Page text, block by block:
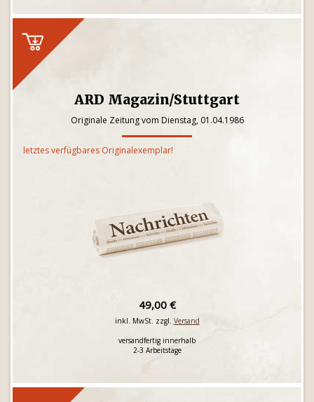
ARD Magazin/Stuttgart
Originale Zeitung vom Dienstag, 01.04.1986
letztes verfügbares Originalexemplar!
49,00 €
inkl. MwSt. zzgl. Versand
versandfertig innerhalb
2-3 Arbeitstage